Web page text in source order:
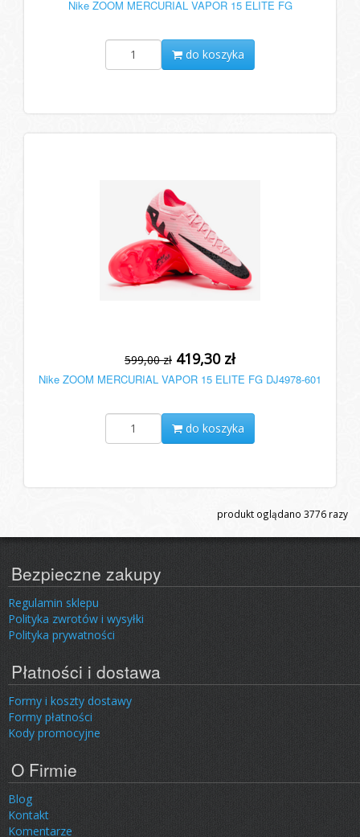
Nike ZOOM MERCURIAL VAPOR 15 ELITE FG
do koszyka
599,00 zł 419,30 zł
Nike ZOOM MERCURIAL VAPOR 15 ELITE FG DJ4978-601
do koszyka
produkt oglądano 3776 razy
Bezpieczne zakupy
Regulamin sklepu
Polityka zwrotów i wysyłki
Polityka prywatności
Płatności i dostawa
Formy i koszty dostawy
Formy płatności
Kody promocyjne
O Firmie
Blog
Kontakt
Komentarze